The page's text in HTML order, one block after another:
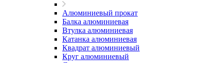
Алюминиевый прокат
Балка алюминиевая
Втулка алюминиевая
Катанка алюминиевая
Квадрат алюминиевый
Круг алюминиевый